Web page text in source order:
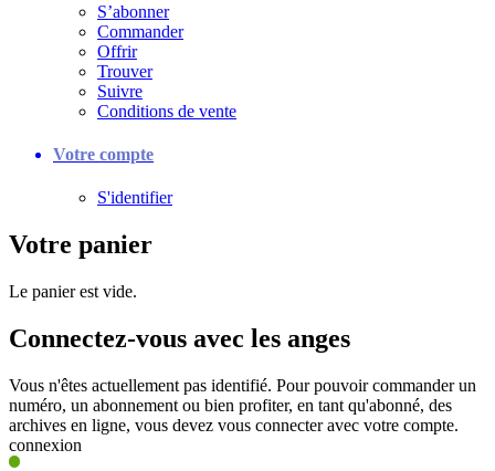
S’abonner
Commander
Offrir
Trouver
Suivre
Conditions de vente
Votre compte
S'identifier
Votre panier
Le panier est vide.
Connectez-vous avec les anges
Vous n'êtes actuellement pas identifié. Pour pouvoir commander un
numéro, un abonnement ou bien profiter, en tant qu'abonné, des
archives en ligne, vous devez vous connecter avec votre compte.
connexion